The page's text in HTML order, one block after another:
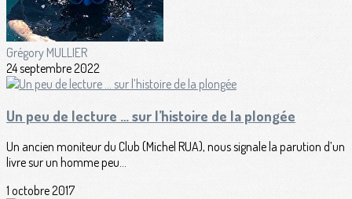
Grégory MULLIER
24 septembre 2022
Un peu de lecture … sur l’histoire de la plongée
Un ancien moniteur du Club (Michel RUA), nous signale la parution d’un
livre sur un homme peu...
1 octobre 2017